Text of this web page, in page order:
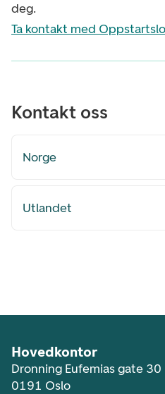
deg.
Ta kontakt med
Kontakt oss
Norge
Utlandet
Hovedkontor
Dronning Eufemias gate 30
0191 Oslo